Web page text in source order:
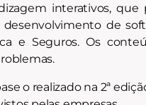
interativos,
de
Seguros. Os
o realizado na 2ª